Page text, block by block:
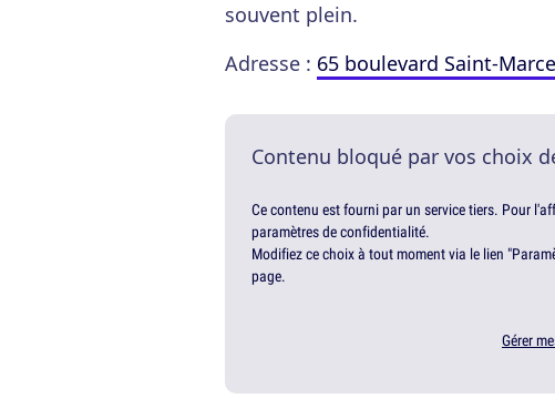
souvent plein.
Adresse : 65 boulevard Saint-
Contenu bloqué par vos choix
Ce contenu est fourni par un service tiers. Pour
paramètres de confidentialité.
Modifiez ce choix à tout moment via le lien
page.
Gérer